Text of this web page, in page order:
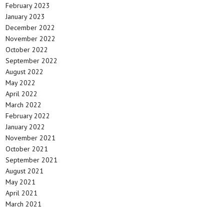
February 2023
January 2023
December 2022
November 2022
October 2022
September 2022
August 2022
May 2022
April 2022
March 2022
February 2022
January 2022
November 2021
October 2021
September 2021
August 2021
May 2021
April 2021
March 2021